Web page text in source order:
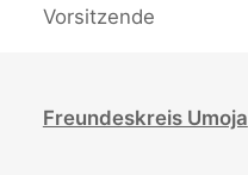
Vorsitzende
Freundeskreis Umoja